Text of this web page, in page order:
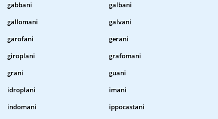
gabbani
galbani
gallomani
galvani
garofani
gerani
giroplani
grafomani
grani
guani
idroplani
imani
indomani
ippocastani